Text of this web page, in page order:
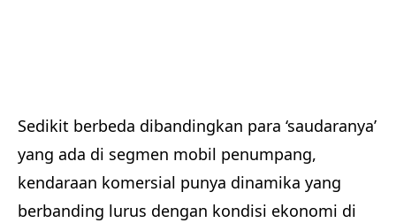
Sedikit berbeda dibandingkan para ‘saudaranya’
yang ada di segmen mobil penumpang,
kendaraan komersial punya dinamika yang
berbanding lurus dengan kondisi ekonomi di